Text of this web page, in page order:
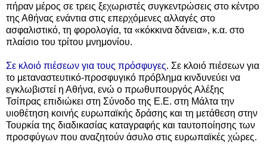
πήραν μέρος σε τρεις ξεχωριστές συγκεντρώσεις στο κέντρο
της Αθήνας ενάντια στις επερχόμενες αλλαγές στο
ασφαλιστικό, τη φορολογία, τα «κόκκινα δάνεια», κ.α. στο
πλαίσιο του τρίτου μνημονίου.
Σε κλοιό πιέσεων για τους πρόσφυγες. Σε κλοιό πιέσεων για
το μεταναστευτικό-προσφυγικό πρόβλημα κινδυνεύει να
εγκλωβιστεί η Αθήνα, ενώ ο πρωθυπουργός Αλέξης
Τσίπρας επιδιώκει στη Σύνοδο της Ε.Ε. στη Μάλτα την
υιοθέτηση κοινής ευρωπαϊκής δράσης και τη μετάθεση στην
Τουρκία της διαδικασίας καταγραφής και ταυτοποίησης των
προσφύγων που αναζητούν άσυλο στις ευρωπαϊκές χώρες.